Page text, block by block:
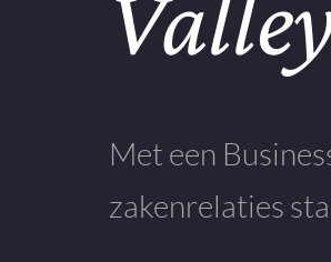
Met een
zakenrelaties